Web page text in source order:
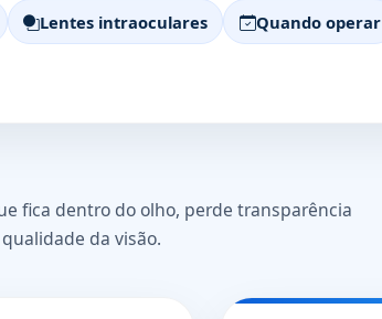
Lentes intraoculares Quando operar
fica dentro do olho, perde transparência
da visão.